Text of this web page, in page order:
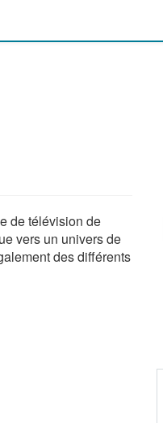
de télévision de
vers un univers de
des différents